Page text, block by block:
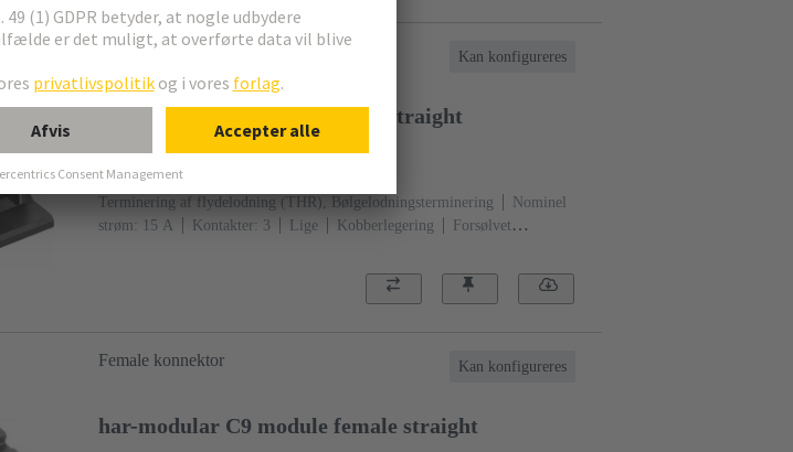
Kan konfigureres
Hankonnektor
har-modular H3 module male straight
Artikel nr.: 02 53 903 1301
Terminering af flydelodning (THR), Bølgelodningsterminering
Nominel
strøm: ‌15 A
Kontakter: 3 Lige Kobberlegering
Forsølvet
Kan konfigureres
Female konnektor
har-modular C9 module female straight